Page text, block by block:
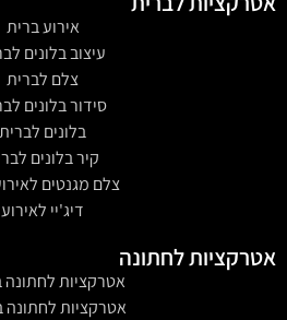
אירוע ברית
עיצוב בלונים
צלם לברית
סידור בלונים
בלונים לברית
קיר בלונים
צלם מגנטים
דיג'יי לאירוע
אטרקציות לחתונה
אטרקציות לחתונה
אטרקציות לחתונה